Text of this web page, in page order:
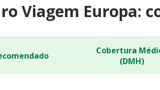
Viagem Europa:
Cobertura
(DMH)